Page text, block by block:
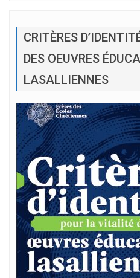
CRITÈRES
DES OEUVRES
LASALLIENNES